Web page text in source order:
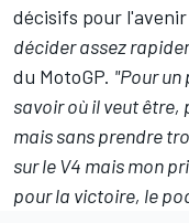
décisifs pour
décider assez
du MotoGP. "Pour un
savoir où il veut
mais sans prendre
sur le V4 mais mon
pour la victoire, le